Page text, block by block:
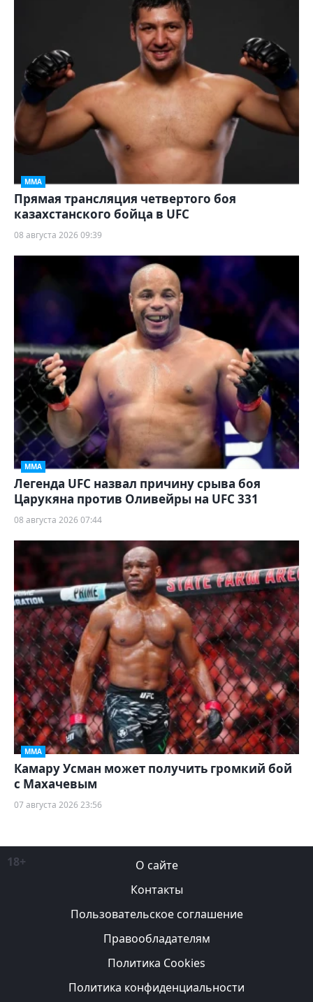
ММА
Прямая трансляция четвертого боя
казахстанского бойца в UFC
08 августа 2026 09:39
ММА
Легенда UFC назвал причину срыва боя
Царукяна против Оливейры на UFC 331
08 августа 2026 07:44
ММА
Камару Усман может получить громкий бой
с Махачевым
07 августа 2026 23:56
18+
О сайте
Контакты
Пользовательское соглашение
Правообладателям
Политика Cookies
Политика конфиденциальности